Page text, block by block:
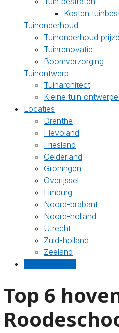
Kosten
Tuinonderhoud
Tuinonderhoud
Tuinrenovatie
Boomverzorging
Tuinontwerp
Tuinarchitect
Kleine tuin
Locaties
Drenthe
Flevoland
Friesland
Gelderland
Groningen
Overijssel
Limburg
Noord-brabant
Noord-holland
Utrecht
Zuid-holland
Zeeland
Top 6